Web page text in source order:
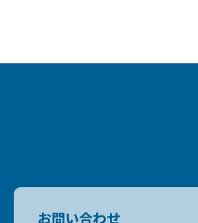
お問い合わせ